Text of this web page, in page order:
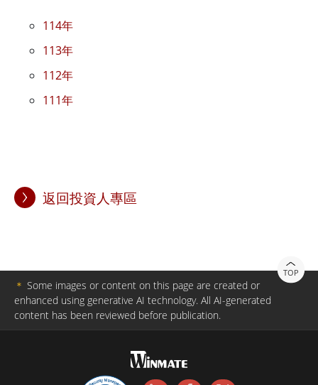
114年
113年
112年
111年
返回投資人專區
TOP
＊ Some images or content on this page are created or
enhanced using generative AI technology. All AI-generated
content has been reviewed before publication.